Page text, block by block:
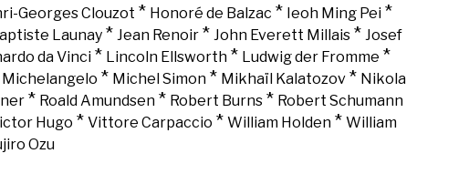
Georges Clouzot * Honoré de Balzac * Ieoh Ming Pei*
Launay * Jean Renoir * John Everett Millais * Josef
da Vinci * Lincoln Ellsworth * Ludwig der Fromme *
Michelangelo * Michel Simon * Mikhaïl Kalatozov * Nikola
* Roald Amundsen * Robert Burns * Robert Schumann
Hugo * Vittore Carpaccio * William Holden * William
Ozu